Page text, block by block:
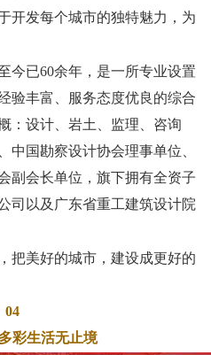
开发每个城市的独特魅力，为
今已60余年，是一所专业设置
验丰富、服务态度优良的综合
：设计、岩土、监理、咨询
中国勘察设计协会理事单位、
副会长单位，旗下拥有全资子
司以及广东省重工建筑设计院
把美好的城市，建设成更好的
04
彩生活无止境